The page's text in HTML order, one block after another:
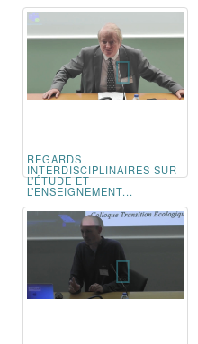
REGARDS
INTERDISCIPLINAIRES SUR
L’ÉTUDE ET
L’ENSEIGNEMENT...